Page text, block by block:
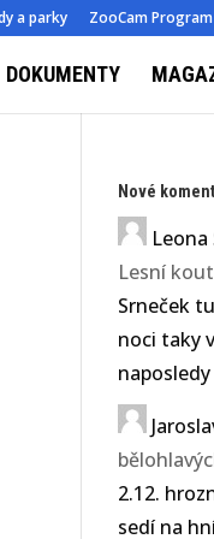
a parky ZooCam Program
DOKUMENTY
Nové
Lesní
Srneček
noci taky
2.12.
sedí na